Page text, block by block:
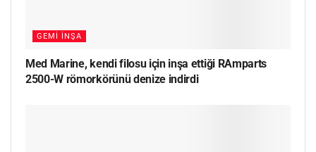
GEMI İNŞA
Med Marine, kendi filosu için inşa ettiği RAmparts
2500-W römorkörünü denize indirdi